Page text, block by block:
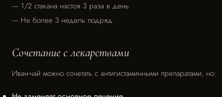
— 1/2 стакана настоя 3 раза в день
— Не более 3 недель подряд
Сочетание с лекарствами
Иван-чай можно сочетать с антигистаминными препаратами, но: